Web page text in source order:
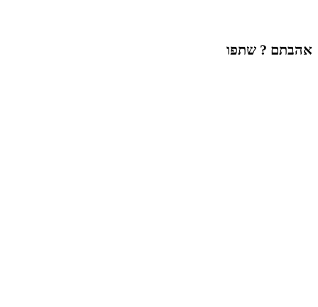
אהבתם ? שתפו